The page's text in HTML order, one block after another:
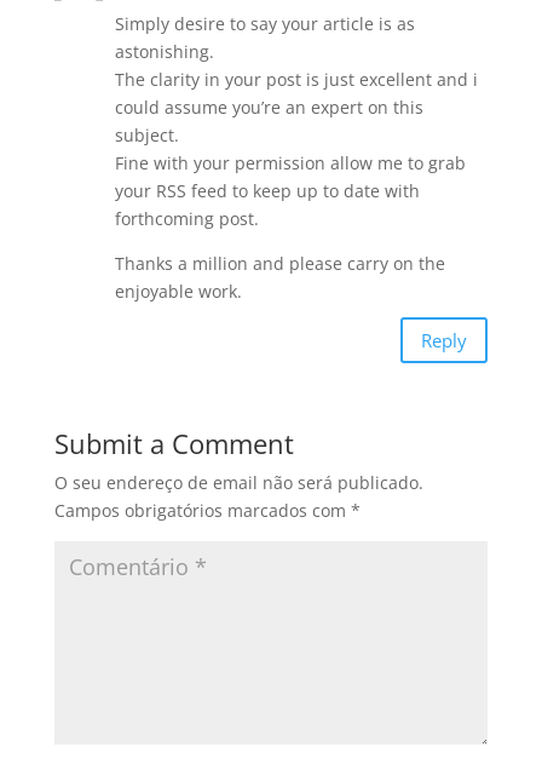
Simply desire to say your article is as
astonishing.
The clarity in your post is just excellent and i
could assume you’re an expert on this
subject.
Fine with your permission allow me to grab
your RSS feed to keep up to date with
forthcoming post.
Thanks a million and please carry on the
enjoyable work.
Reply
Submit a Comment
O seu endereço de email não será publicado.
Campos obrigatórios marcados com *